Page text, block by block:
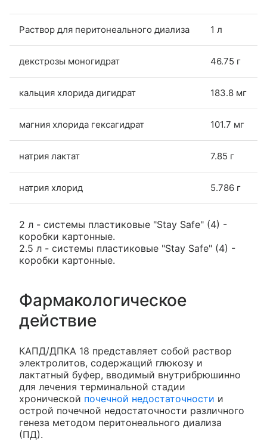
Раствор для перитонеального диализа 1 л
декстрозы моногидрат 46.75 г
кальция хлорида дигидрат 183.8 мг
магния хлорида гексагидрат 101.7 мг
натрия лактат 7.85 г
натрия хлорид 5.786 г
2 л - системы пластиковые "Stay Safe" (4) -
коробки картонные.
2.5 л - системы пластиковые "Stay Safe" (4) -
коробки картонные.
Фармакологическое
действие
КАПД/ДПКА 18 представляет собой раствор
электролитов, содержащий глюкозу и
лактатный буфер, вводимый внутрибрюшинно
для лечения терминальной стадии
хронической почечной недостаточности и
острой почечной недостаточности различного
генеза методом перитонеального диализа
(ПД).